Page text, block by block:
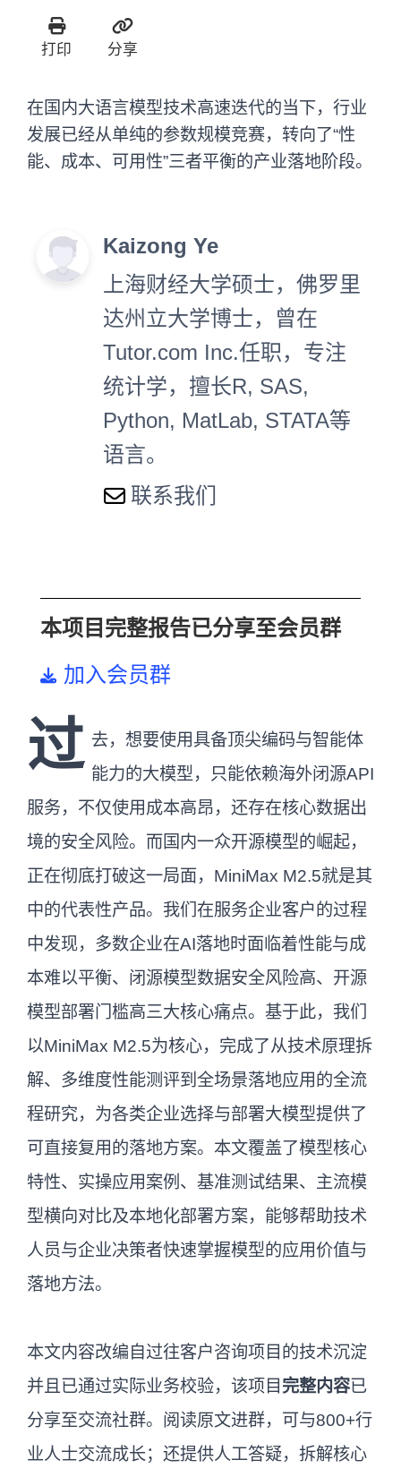
打印 分享
在国内大语言模型技术高速迭代的当下，行业
发展已经从单纯的参数规模竞赛，转向了“性
能、成本、可用性”三者平衡的产业落地阶段。
Kaizong Ye
上海财经大学硕士，佛罗里
达州立大学博士，曾在
Tutor.com Inc.任职，专注
统计学，擅长R, SAS,
Python, MatLab, STATA等
语言。
联系我们
本项目完整报告已分享至会员群
加入会员群
过 去，想要使用具备顶尖编码与智能体
能力的大模型，只能依赖海外闭源API
服务，不仅使用成本高昂，还存在核心数据出
境的安全风险。而国内一众开源模型的崛起，
正在彻底打破这一局面，MiniMax M2.5就是其
中的代表性产品。我们在服务企业客户的过程
中发现，多数企业在AI落地时面临着性能与成
本难以平衡、闭源模型数据安全风险高、开源
模型部署门槛高三大核心痛点。基于此，我们
以MiniMax M2.5为核心，完成了从技术原理拆
解、多维度性能测评到全场景落地应用的全流
程研究，为各类企业选择与部署大模型提供了
可直接复用的落地方案。本文覆盖了模型核心
特性、实操应用案例、基准测试结果、主流模
型横向对比及本地化部署方案，能够帮助技术
人员与企业决策者快速掌握模型的应用价值与
落地方法。
本文内容改编自过往客户咨询项目的技术沉淀
并且已通过实际业务校验，该项目 完整内容已
分享至交流社群。阅读原文进群，可与800+行
业人士交流成长；还提供人工答疑，拆解核心